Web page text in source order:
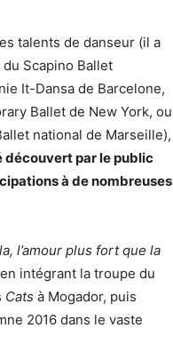
talents de danseur (il a
Scapino Ballet
It-Dansa de Barcelone,
Ballet de New York, ou
national de Marseille),
découvert par le public
à de nombreuses
l’amour plus fort que la
intégrant la troupe du
Cats à Mogador, puis
2016 dans le vaste